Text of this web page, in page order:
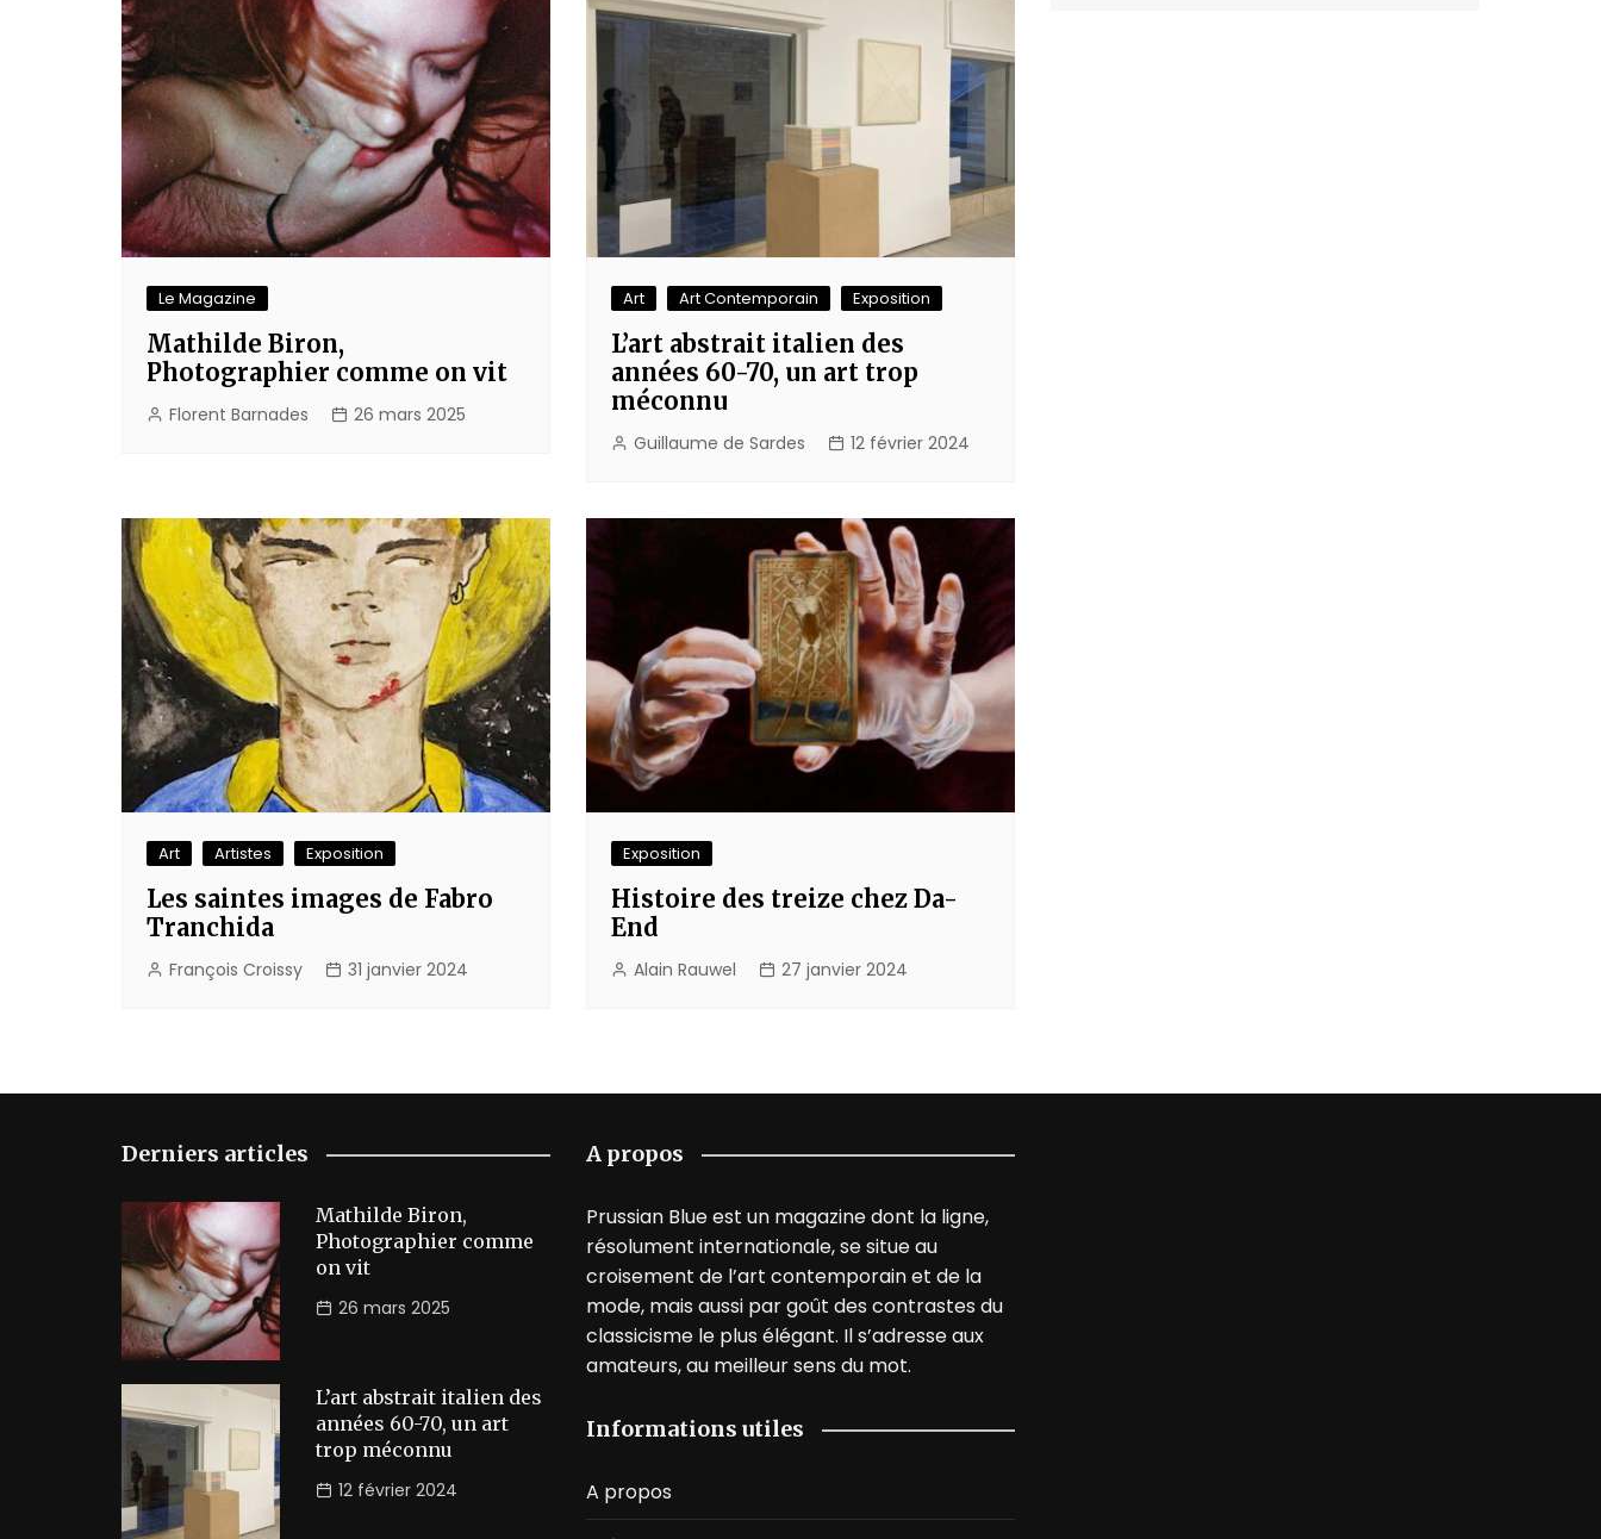
Le Magazine
Mathilde Biron,
Photographier comme on vit
Florent Barnades 26 mars 2025
Art Art Contemporain Exposition
L’art abstrait italien des
années 60-70, un art trop
méconnu
Guillaume de Sardes 12 février 2024
Art Artistes Exposition
Les saintes images de Fabro
Tranchida
François Croissy 31 janvier 2024
Exposition
Histoire des treize chez Da-
End
Alain Rauwel 27 janvier 2024
Derniers articles
Mathilde Biron,
Photographier comme
on vit
26 mars 2025
L’art abstrait italien des
années 60-70, un art
trop méconnu
12 février 2024
A propos
Prussian Blue est un magazine dont la ligne,
résolument internationale, se situe au
croisement de l’art contemporain et de la
mode, mais aussi par goût des contrastes du
classicisme le plus élégant. Il s’adresse aux
amateurs, au meilleur sens du mot.
Informations utiles
A propos